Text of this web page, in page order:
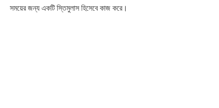
সময়ের জন্য একটি স্তিমুলাস হিসেবে কাজ করে।